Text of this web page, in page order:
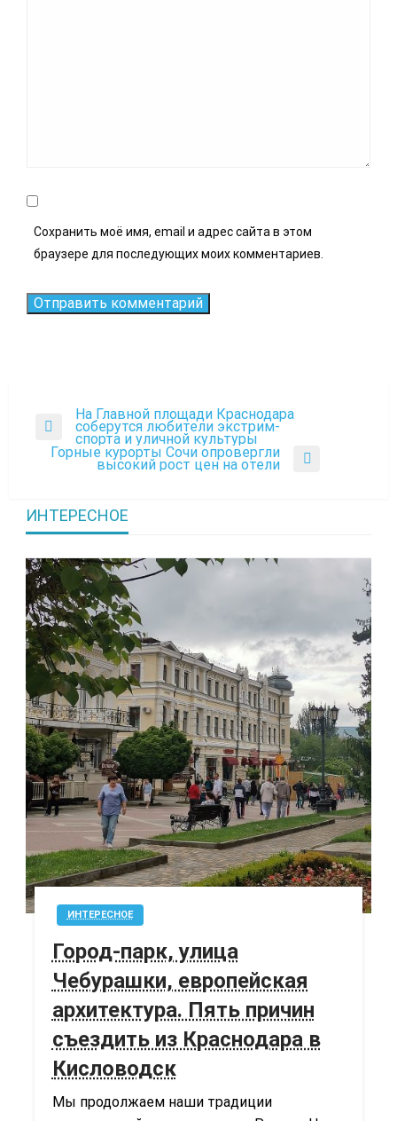
Сохранить моё имя, email и адрес сайта в этом
браузере для последующих моих комментариев.
Навигация
по
записям
Previous
Post
На Главной площади Краснодара
соберутся любители экстрим-
спорта и уличной культуры
Горные курорты Сочи опровергли
высокий рост цен на отели
ИНТЕРЕСНОЕ
ИНТЕРЕСНОЕ
Город-парк, улица
Чебурашки, европейская
архитектура. Пять причин
съездить из Краснодара в
Кисловодск
Мы продолжаем наши традиции